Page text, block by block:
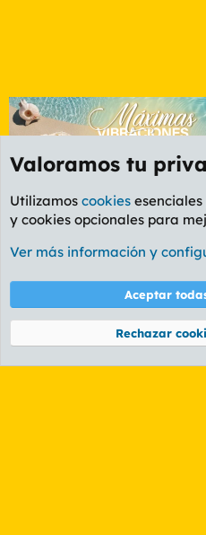
Etiquetas
Cookies
PL OLDSTYLE
Términos y reglas
Community platform by XenForo® ©
Valoramos tu
Utilizamos cookies
y cookies opcionales para
Ver más información y
Aceptar
Rechazar